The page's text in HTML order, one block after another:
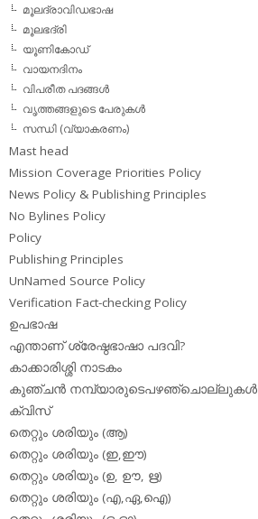
മൂലദ്രാവിഡഭാഷ
മൂലഭദ്രി
യൂണികോഡ്
വായനദിനം
വിപരീത പദങ്ങള്‍
വൃത്തങ്ങളുടെ പേരുകള്‍
സന്ധി (വ്യാകരണം)
Mast head
Mission Coverage Priorities Policy
News Policy & Publishing Principles
No Bylines Policy
Policy
Publishing Principles
UnNamed Source Policy
Verification Fact-checking Policy
ഉപഭാഷ
എന്താണ് ശ്രേഷ്ഠഭാഷാ പദവി?
കാക്കാരിശ്ശി നാടകം
കുഞ്ചന്‍ നമ്പ്യാരുടെപഴഞ്ചൊല്ലുകള്‍
ക്വിസ്
തെറ്റും ശരിയും (ആ)
തെറ്റും ശരിയും (ഇ,ഈ)
തെറ്റും ശരിയും (ഉ, ഊ, ഋ)
തെറ്റും ശരിയും (എ,ഏ,ഐ)